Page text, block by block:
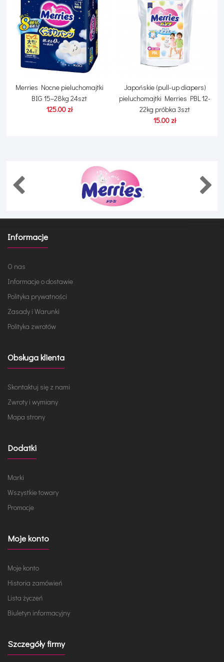
Merries Nocne pieluchomajtki
BIG 15–28kg 24szt
125.00 zł
Japońskie (pull-up diapers)
pieluchomajtki Merries PBL 12-
22kg próbka 3szt
15.00 zł
Informacje
O nas
Informacje o dostawie
Polityka prywatności
Zasady i Warunki
Polityka zwrotów
Obsługa klienta
Skontaktuj się z nami
Zwroty i wymiany
Mapa strony
Dodatki
Marki
Wszystkie towary
Promocje
Moje konto
Moje konto
Historia zamówień
Lista życzeń
Biuletyn informacyjny
Szczegóły firmy